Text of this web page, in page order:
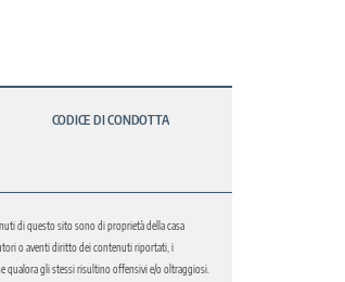
CODICE DI CONDOTTA
di questo sito sono di proprietà della casa
o aventi diritto dei contenuti riportati, i
qualora gli stessi risultino offensivi e/o oltraggiosi.